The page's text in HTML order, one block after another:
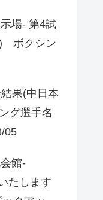
場- 第4試
) ボクシン
果(中日本
グ選手名
05
館-
たします